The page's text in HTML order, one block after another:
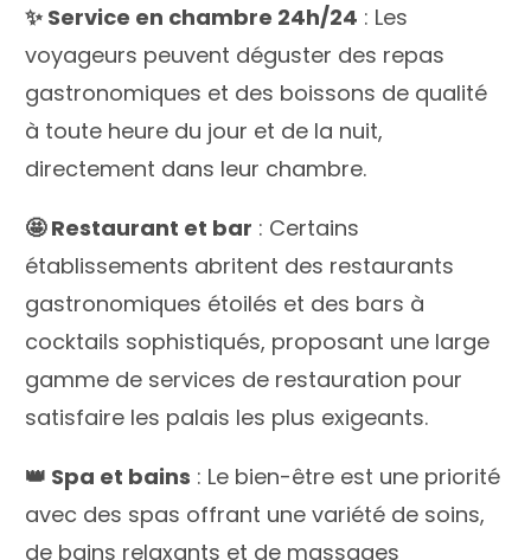
✨ Service en chambre 24h/24 : Les
voyageurs peuvent déguster des repas
gastronomiques et des boissons de qualité
à toute heure du jour et de la nuit,
directement dans leur chambre.
🤩 Restaurant et bar : Certains
établissements abritent des restaurants
gastronomiques étoilés et des bars à
cocktails sophistiqués, proposant une large
gamme de services de restauration pour
satisfaire les palais les plus exigeants.
👑 Spa et bains : Le bien-être est une priorité
avec des spas offrant une variété de soins,
de bains relaxants et de massages